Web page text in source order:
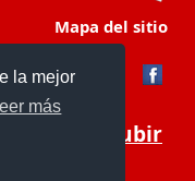
la mejor
más
Mapa del sitio
Subir